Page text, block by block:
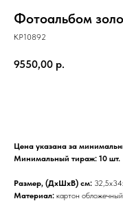
Фотоальбом
КР10892
9550,00 р.
Цена указана за
Минимальный тираж: 10 шт.
Размер, (ДхШхВ) см:
Материал: картон